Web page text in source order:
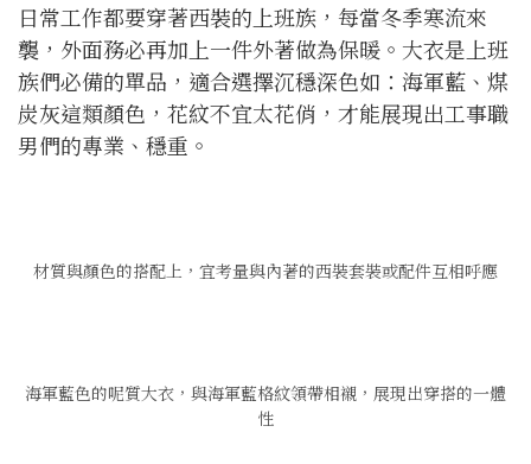
日常工作都要穿著西裝的上班族，每當冬季寒流來
襲，外面務必再加上一件外著做為保暖。大衣是上班
族們必備的單品，適合選擇沉穩深色如：海軍藍、煤
炭灰這類顏色，花紋不宜太花俏，才能展現出工事職
男們的專業、穩重。
材質與顏色的搭配上，宜考量與內著的西裝套裝或配件互相呼應
海軍藍色的呢質大衣，與海軍藍格紋領帶相襯，展現出穿搭的一體
性